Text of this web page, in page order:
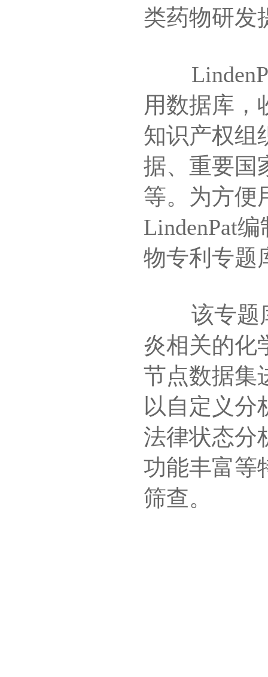
类药物研发
用数据库，
知识产权组
据、重要国
等。为方便
LindenPat
物专利专题
该专题库
炎相关的化
节点数据集
以自定义分
法律状态分
功能丰富等
筛查。